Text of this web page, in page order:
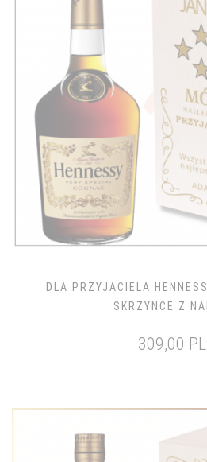
DLA PRZYJACIELA
SKRZYNCE Z
309,00